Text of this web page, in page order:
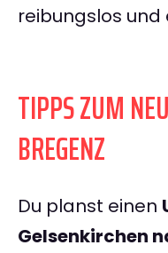
reibungslos und
TIPPS ZUM
BREGENZ
Du planst einen
Gelsenkirchen